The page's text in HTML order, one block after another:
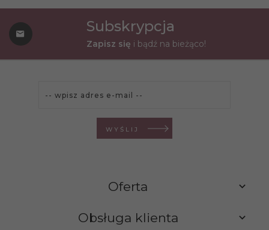
Subskrypcja
Zapisz się i bądź na bieżąco!
WYŚLIJ
Oferta
Obsługa klienta